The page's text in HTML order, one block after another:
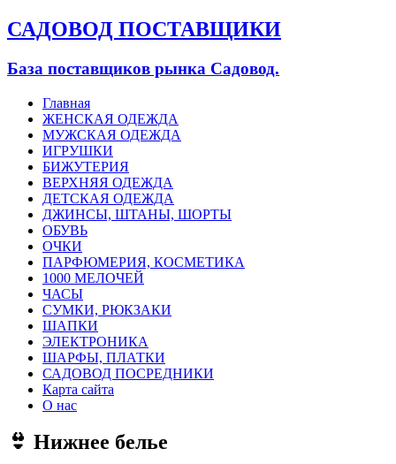
САДОВОД ПОСТАВЩИКИ
База поставщиков рынка Садовод.
Главная
ЖЕНСКАЯ ОДЕЖДА
МУЖСКАЯ ОДЕЖДА
ИГРУШКИ
БИЖУТЕРИЯ
ВЕРХНЯЯ ОДЕЖДА
ДЕТСКАЯ ОДЕЖДА
ДЖИНСЫ, ШТАНЫ, ШОРТЫ
ОБУВЬ
ОЧКИ
ПАРФЮМЕРИЯ, КОСМЕТИКА
1000 МЕЛОЧЕЙ
ЧАСЫ
СУМКИ, РЮКЗАКИ
ШАПКИ
ЭЛЕКТРОНИКА
ШАРФЫ, ПЛАТКИ
САДОВОД ПОСРЕДНИКИ
Карта сайта
О нас
👙 Нижнее белье